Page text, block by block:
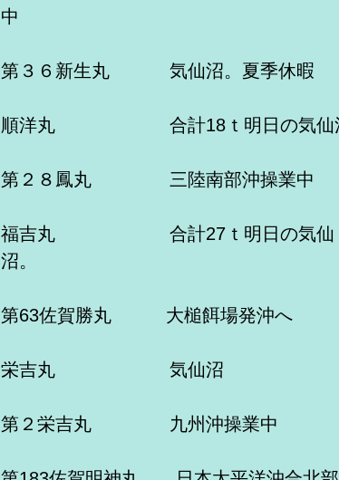
中
第３６新生丸　　　 気仙沼。夏季休暇
順洋丸　　　　　 　合計18ｔ明日の気仙
第２８鳳丸　　　　 三陸南部沖操業中
福吉丸　　　　　　 合計27ｔ明日の気仙
沼。
第63佐賀勝丸　　　大槌餌場発沖へ
栄吉丸　　　　　　 気仙沼
第２栄吉丸　　　　 九州沖操業中